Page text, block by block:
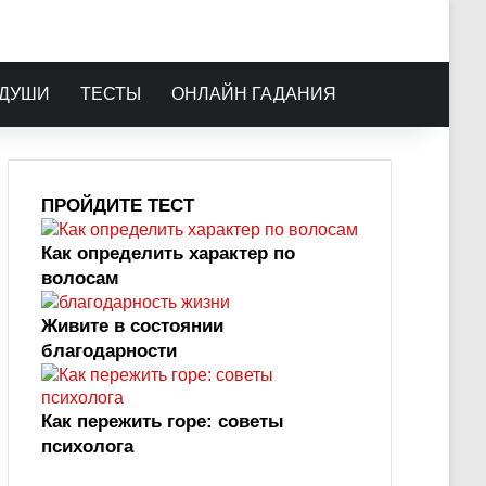
ТЕСТЫ ОНЛАЙН ГАДАНИЯ
ПРОЙДИТЕ ТЕСТ
Как определить характер по
волосам
Живите в состоянии
благодарности
Как пережить горе: советы
психолога